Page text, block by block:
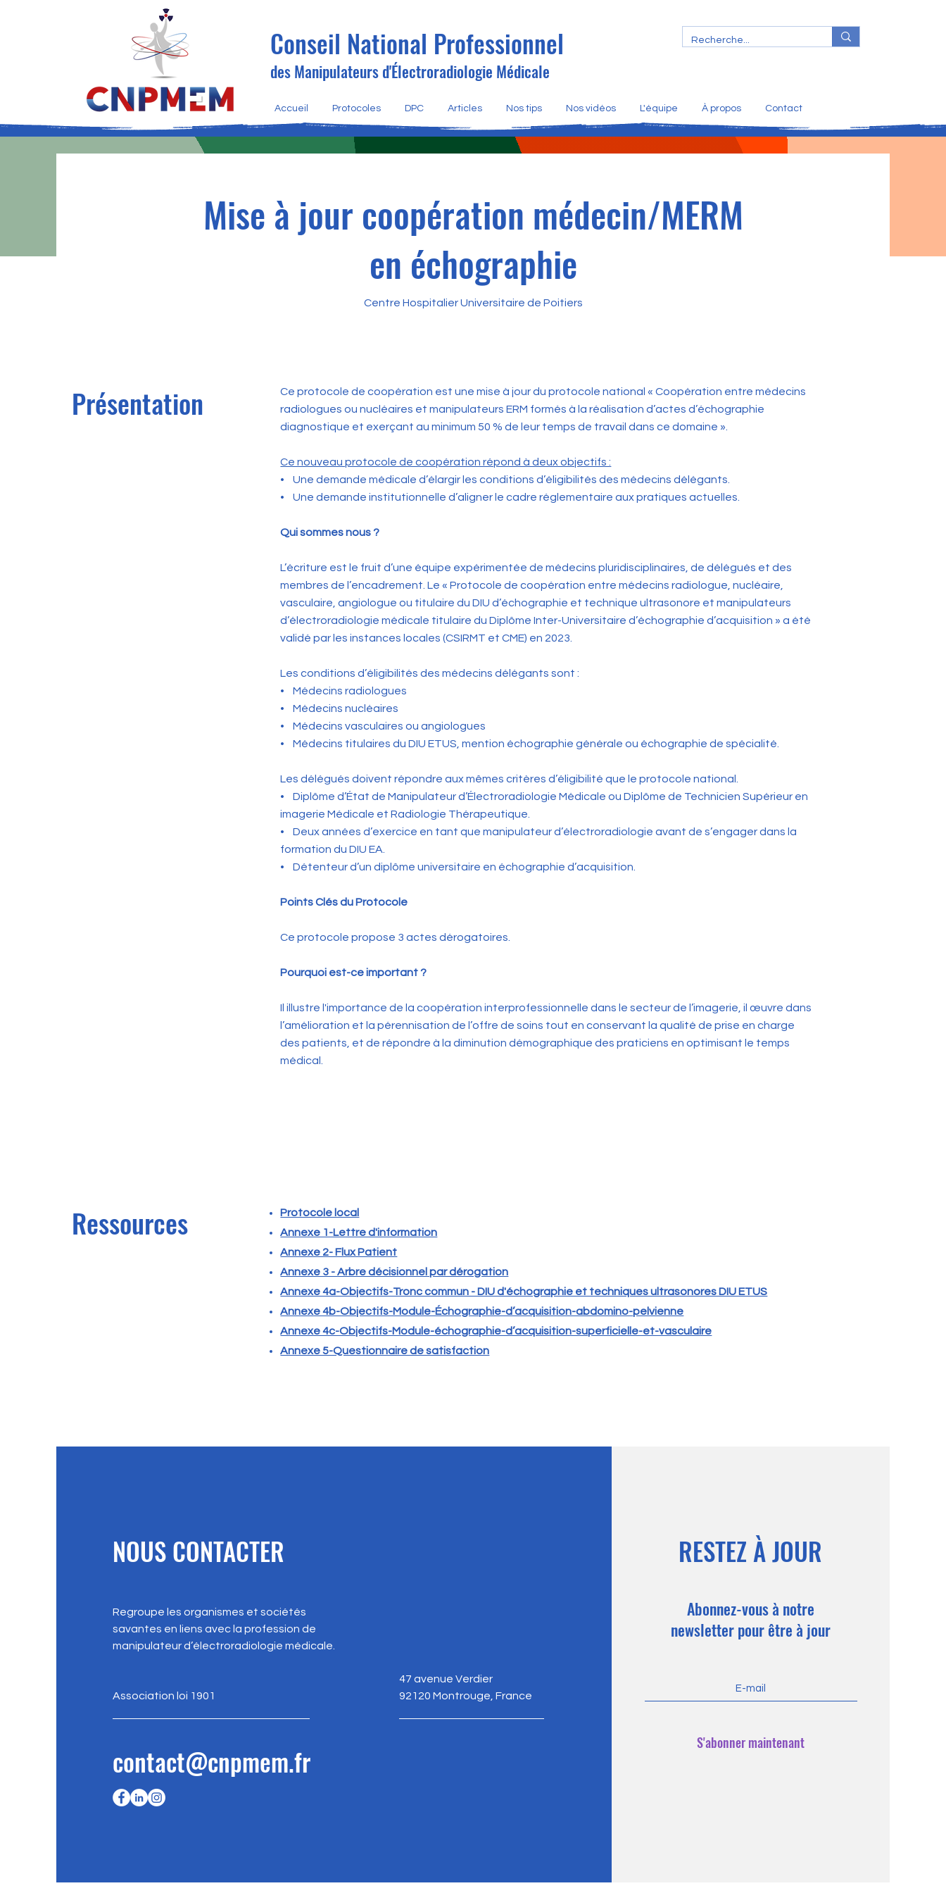
Conseil National Professionnel
des Manipulateurs d'Électroradiologie Médicale
Accueil Protocoles DPC Articles Nos tips Nos vidéos L'équipe À propos Contact
Mise à jour coopération médecin/MERM
en échographie
Centre Hospitalier Universitaire de Poitiers
Présentation
Ce protocole de coopération est une mise à jour du protocole national « Coopération entre médecins
radiologues ou nucléaires et manipulateurs ERM formés à la réalisation d’actes d’échographie
diagnostique et exerçant au minimum 50 % de leur temps de travail dans ce domaine ».
Ce nouveau protocole de coopération répond à deux objectifs :
• Une demande médicale d’élargir les conditions d’éligibilités des médecins délégants.
• Une demande institutionnelle d’aligner le cadre réglementaire aux pratiques actuelles.
Qui sommes nous ?
L’écriture est le fruit d’une équipe expérimentée de médecins pluridisciplinaires, de délégués et des
membres de l’encadrement. Le « Protocole de coopération entre médecins radiologue, nucléaire,
vasculaire, angiologue ou titulaire du DIU d’échographie et technique ultrasonore et manipulateurs
d’électroradiologie médicale titulaire du Diplôme Inter-Universitaire d’échographie d’acquisition » a été
validé par les instances locales (CSIRMT et CME) en 2023.
Les conditions d’éligibilités des médecins délégants sont :
• Médecins radiologues
• Médecins nucléaires
• Médecins vasculaires ou angiologues
• Médecins titulaires du DIU ETUS, mention échographie générale ou échographie de spécialité.
Les délégués doivent répondre aux mêmes critères d’éligibilité que le protocole national.
• Diplôme d’État de Manipulateur d’Électroradiologie Médicale ou Diplôme de Technicien Supérieur en
imagerie Médicale et Radiologie Thérapeutique.
• Deux années d’exercice en tant que manipulateur d’électroradiologie avant de s’engager dans la
formation du DIU EA.
• Détenteur d’un diplôme universitaire en échographie d’acquisition.
Points Clés du Protocole
Ce protocole propose 3 actes dérogatoires.
Pourquoi est-ce important ?
Il illustre l'importance de la coopération interprofessionnelle dans le secteur de l’imagerie, il œuvre dans
l’amélioration et la pérennisation de l’offre de soins tout en conservant la qualité de prise en charge
des patients, et de répondre à la diminution démographique des praticiens en optimisant le temps
médical.
Ressources
Protocole local
Annexe 1-Lettre d'information
Annexe 2- Flux Patient
Annexe 3 - Arbre décisionnel par dérogation
Annexe 4a-Objectifs-Tronc commun - DIU d'échographie et techniques ultrasonores DIU ETUS
Annexe 4b-Objectifs-Module-Échographie-d’acquisition-abdomino-pelvienne
Annexe 4c-Objectifs-Module-échographie-d’acquisition-superficielle-et-vasculaire
Annexe 5-Questionnaire de satisfaction
NOUS CONTACTER
Regroupe les organismes et sociétés
savantes en liens avec la profession de
manipulateur d’électroradiologie médicale.
Association loi 1901
47 avenue Verdier
92120 Montrouge, France
contact@cnpmem.fr
RESTEZ À JOUR
Abonnez-vous à notre
newsletter pour être à jour
S'abonner maintenant